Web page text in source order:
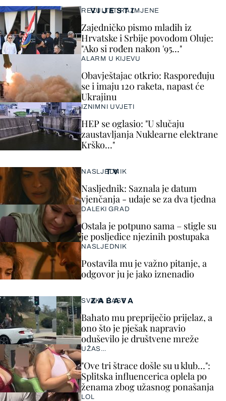
VIJESTI
REZULTAT RAZMJENE
Zajedničko pismo mladih iz
Hrvatske i Srbije povodom Oluje:
"Ako si rođen nakon '95..."
ALARM U KIJEVU
Obavještajac otkrio: Raspoređuju
se i imaju 120 raketa, napast će
Ukrajinu
IZNIMNI UVJETI
HEP se oglasio: "U slučaju
zaustavljanja Nuklearne elektrane
Krško..."
ZABAVA
SVAKA ČAST
Bahato mu prepriječio prijelaz, a
ono što je pješak napravio
oduševilo je društvene mreže
UŽAS…
"Ove tri štrace došle su u klub…":
Splitska influencerica oplela po
ženama zbog užasnog ponašanja
LOL
TV
NASLJEDNIK
Nasljednik: Saznala je datum
vjenčanja - udaje se za dva tjedna
DALEKI GRAD
Ostala je potpuno sama – stigle su
je posljedice njezinih postupaka
NASLJEDNIK
Postavila mu je važno pitanje, a
odgovor ju je jako iznenadio